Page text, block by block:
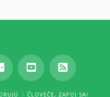
ČLOVEČE, ZAPOJ SA!